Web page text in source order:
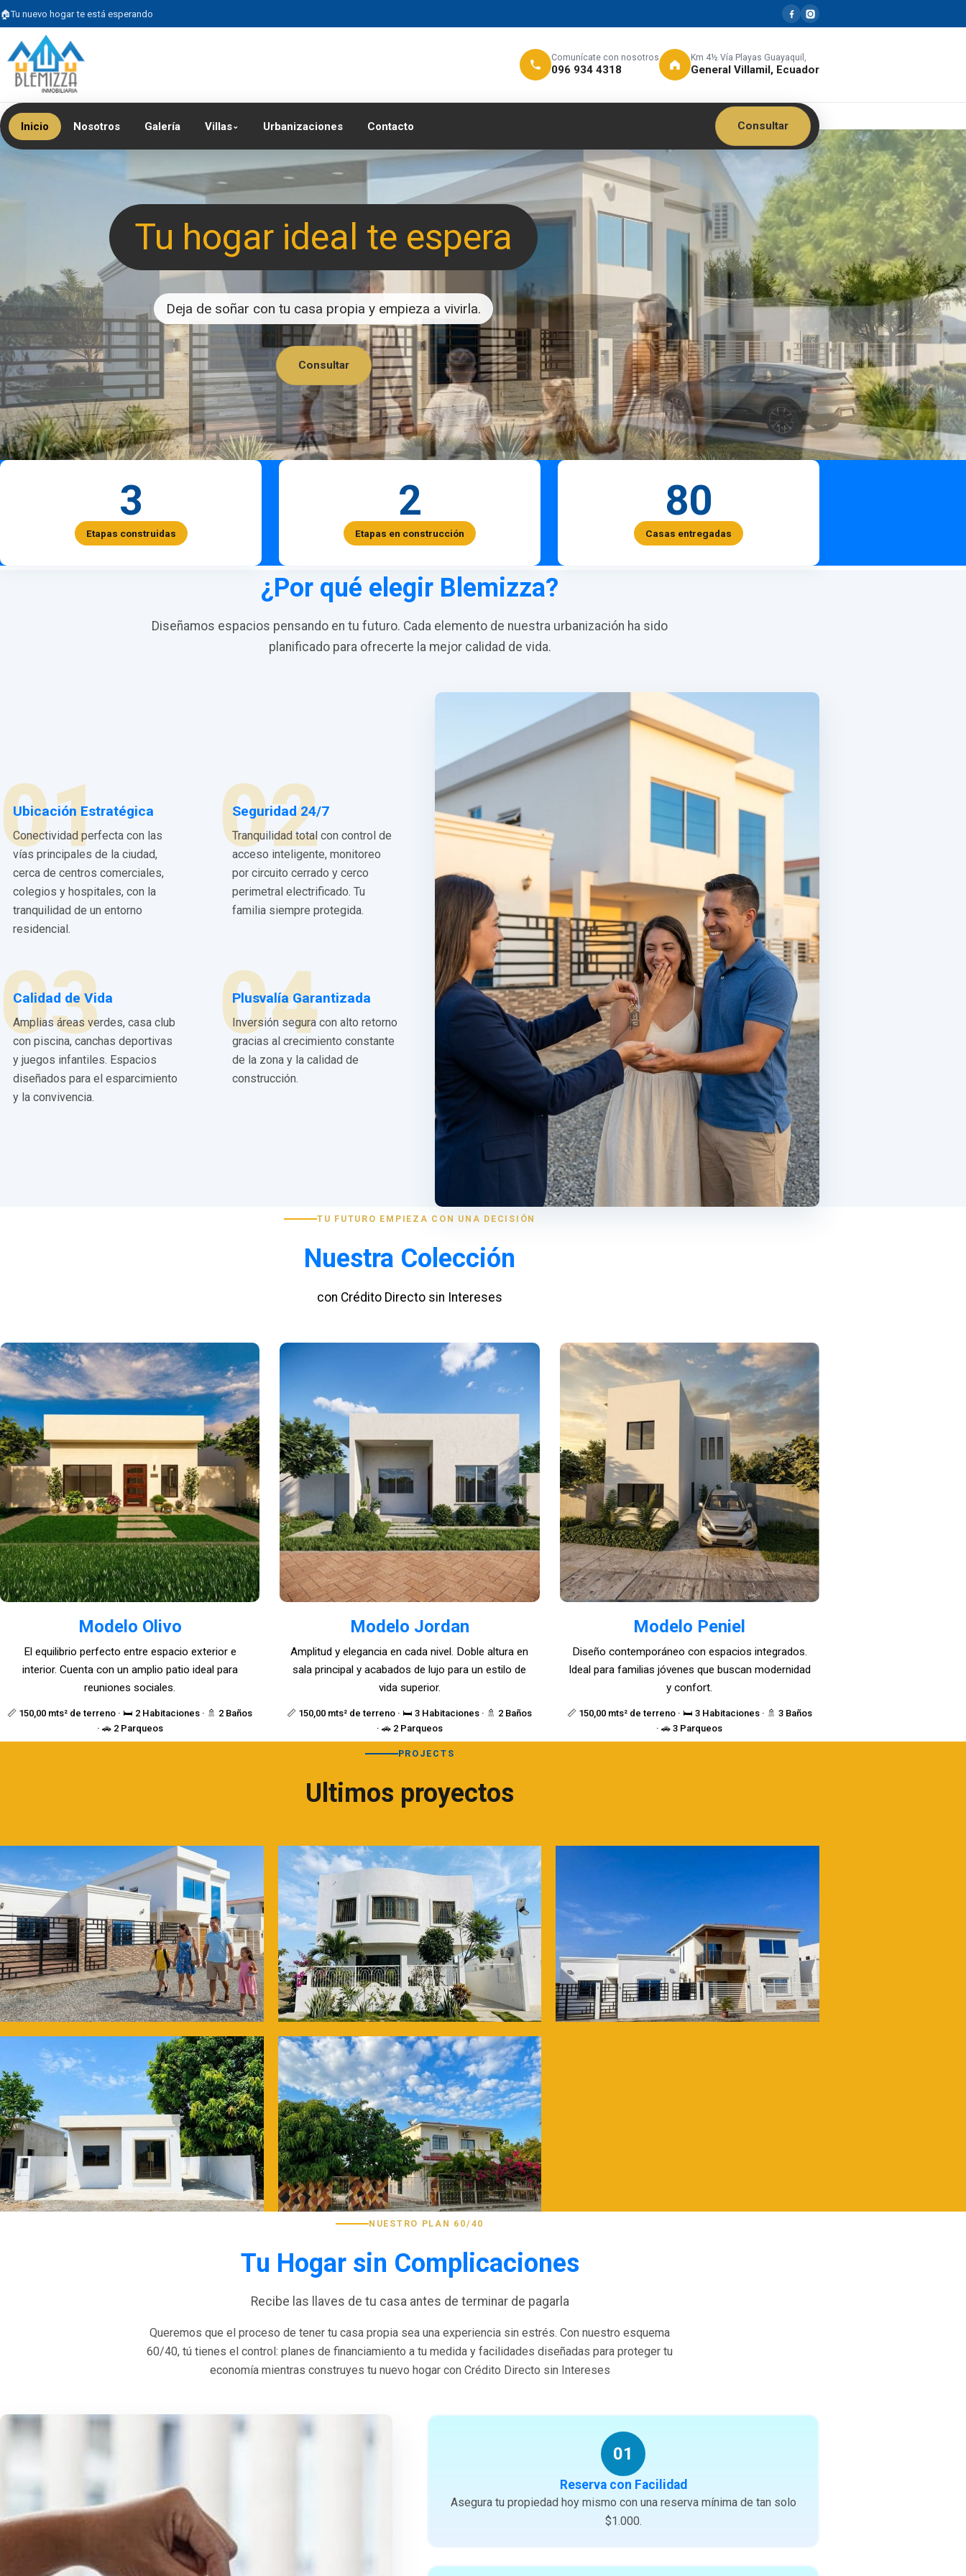
Tu nuevo hogar te está esperando
Comunícate con nosotros
096 934 4318
Km 4½ Vía Playas Guayaquil,
General Villamil, Ecuador
Inicio Nosotros Galería Villas⌄ Urbanizaciones Contacto Consultar
Tu hogar ideal te espera
Deja de soñar con tu casa propia y empieza a vivirla.
Consultar
3
Etapas construidas
2
Etapas en construcción
80
Casas entregadas
¿Por qué elegir Blemizza?
Diseñamos espacios pensando en tu futuro. Cada elemento de nuestra urbanización ha sido
planificado para ofrecerte la mejor calidad de vida.
01
Ubicación Estratégica
Conectividad perfecta con las
vías principales de la ciudad,
cerca de centros comerciales,
colegios y hospitales, con la
tranquilidad de un entorno
residencial.
02
Seguridad 24/7
Tranquilidad total con control de
acceso inteligente, monitoreo
por circuito cerrado y cerco
perimetral electrificado. Tu
familia siempre protegida.
03
Calidad de Vida
Amplias áreas verdes, casa club
con piscina, canchas deportivas
y juegos infantiles. Espacios
diseñados para el esparcimiento
y la convivencia.
04
Plusvalía Garantizada
Inversión segura con alto retorno
gracias al crecimiento constante
de la zona y la calidad de
construcción.
TU FUTURO EMPIEZA CON UNA DECISIÓN
Nuestra Colección
con Crédito Directo sin Intereses
Modelo Olivo
📏 150,00 mts² de terreno · 🛏️ 2 Habitaciones · 🚿 2 Baños
· 🚗 2 Parqueos
El equilibrio perfecto entre espacio exterior e
interior. Cuenta con un amplio patio ideal para
reuniones sociales.
Modelo Jordan
📏 150,00 mts² de terreno · 🛏️ 3 Habitaciones · 🚿 2 Baños
· 🚗 2 Parqueos
Amplitud y elegancia en cada nivel. Doble altura en
sala principal y acabados de lujo para un estilo de
vida superior.
Modelo Peniel
📏 150,00 mts² de terreno · 🛏️ 3 Habitaciones · 🚿 3 Baños
· 🚗 3 Parqueos
Diseño contemporáneo con espacios integrados.
Ideal para familias jóvenes que buscan modernidad
y confort.
PROJECTS
Ultimos proyectos
NUESTRO PLAN 60/40
Tu Hogar sin Complicaciones
Recibe las llaves de tu casa antes de terminar de pagarla
Queremos que el proceso de tener tu casa propia sea una experiencia sin estrés. Con nuestro esquema
60/40, tú tienes el control: planes de financiamiento a tu medida y facilidades diseñadas para proteger tu
economía mientras construyes tu nuevo hogar con Crédito Directo sin Intereses
01
Reserva con Facilidad
Asegura tu propiedad hoy mismo con una reserva mínima de tan solo
$1.000.